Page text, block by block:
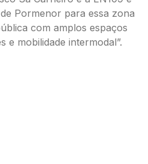
Pormenor para essa zona
com amplos espaços
e mobilidade intermodal”.